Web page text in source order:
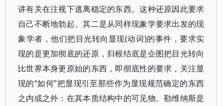
讲有关在注视下逃离稳定的东西。这种还原因此要求
自己不断地勃起。其二是从同样现象学要求出发的现
象学者，他们把目光转向显现(动词)的事件，要求实
现的是更加彻底的还原，归根结底是企图把目光转向
比世界本身更原始的东西，即彻底性的要求，关注显
现的“如何”把显现引至那些作为显现规范确定的东西
之内或之外：在其本质结构中的可见物。勒维纳斯是